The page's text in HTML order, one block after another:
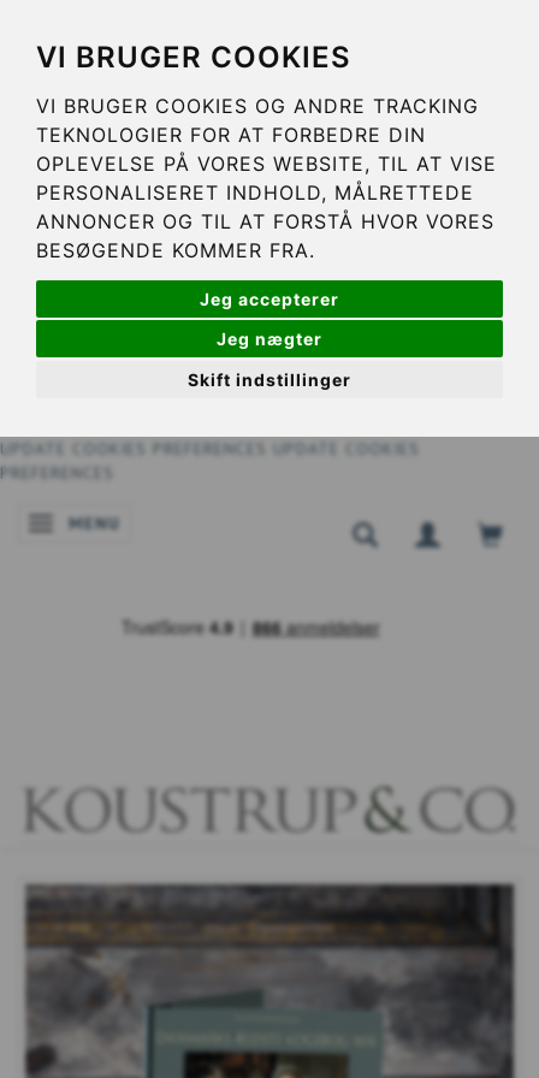
VI BRUGER COOKIES
VI BRUGER COOKIES OG ANDRE TRACKING
TEKNOLOGIER FOR AT FORBEDRE DIN
OPLEVELSE PÅ VORES WEBSITE, TIL AT VISE
PERSONALISERET INDHOLD, MÅLRETTEDE
ANNONCER OG TIL AT FORSTÅ HVOR VORES
BESØGENDE KOMMER FRA.
Jeg accepterer
Jeg nægter
Skift indstillinger
UPDATE COOKIES PREFERENCES
UPDATE COOKIES
PREFERENCES
NAVIGATIE IN-/UITSCHAKELEN
MENU